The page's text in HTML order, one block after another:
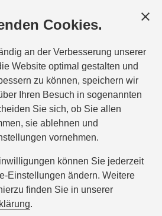
Cookies.
an der Verbesserung unserer
Website optimal gestalten und
zu können, speichern wir
Ihren Besuch in sogenannten
Sie sich, ob Sie allen
sie ablehnen und
vornehmen.
können Sie jederzeit
Einstellungen ändern. Weitere
finden Sie in unserer
.
GMBH